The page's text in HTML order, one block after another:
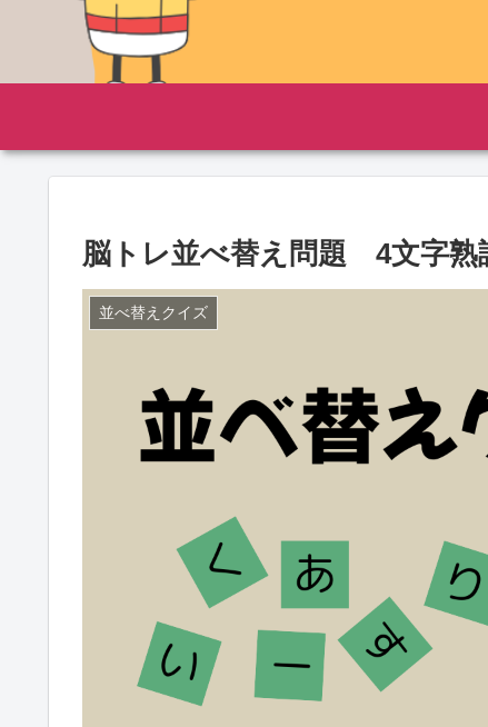
脳トレ並べ替え問題 4文字熟
並べ替えクイズ